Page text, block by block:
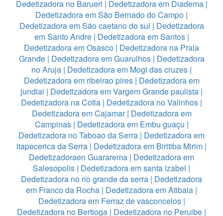
Dedetizadora no Barueri | Dedetizadora em Diadema|
Dedetizadora em São Bernado do Campo |
Dedetizadora em São caetano do sul | Dedetizadora
em Santo Andre| Dedetizadora em Santos|
Dedetizadora em Osasco | Dedetizadora na Praia
Grande| Dedetizadora em Guarulhos| Dedetizadora
no Aruja | Dedetizadora em Mogi das cruzes |
Dedetizadora em ribeirao pires| Dedetizadora em
jundiai | Dedetizadora em Vargem Grande paulista |
Dedetizadora na Cotia | Dedetizadora no Valinhos |
Dedetizadora em Cajamar| Dedetizadora em
Campinas| Dedetizadora em Embu guaçu |
Dedetizadora no Taboao da Serra | Dedetizadora em
itapecerica da Serra | Dedetizadora em Biritiba Mirim |
Dedetizadoraen Guararema | Dedetizadora em
Salesopolis | Dedetizadora em santa izabel |
Dedetizadora no rio grande da serra | Dedetizadora
em Franco da Rocha | Dedetizadora em Atibaia |
Dedetizadora em Ferraz de vasconcelos|
Dedetizadora no Bertioga | Dedetizadora no Peruibe |